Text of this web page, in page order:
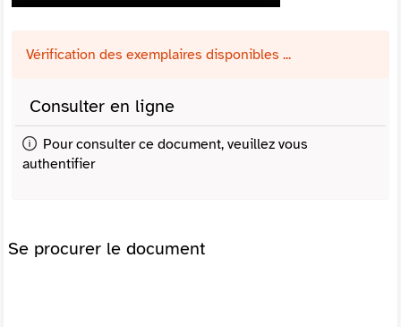
Vérification des exemplaires disponibles ...
Consulter en ligne
Pour consulter ce document, veuillez vous
authentifier
Se procurer le document